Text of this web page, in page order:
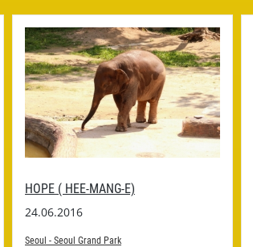
HOPE ( HEE-MANG-E)
24.06.2016
Seoul - Seoul Grand Park